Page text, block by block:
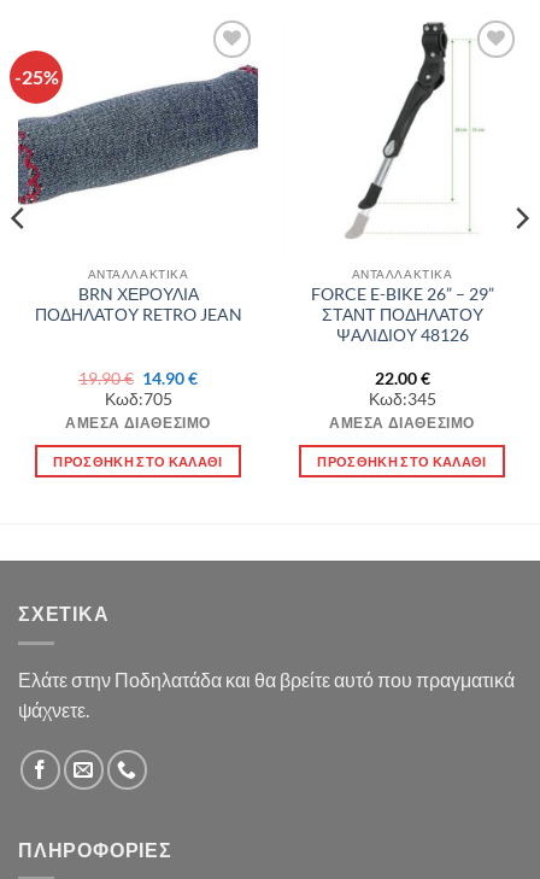
-25%
Πρόσθήκη
στην λίστα
επιθυμιών
ΑΝΤΑΛΛΑΚΤΙΚΑ
BRN ΧΕΡΟΥΛΙΑ
ΠΟΔΗΛΑΤΟΥ RETRO JEAN
19.90€ Original
price
was:
19.90 €.
14.90€Η
είναι:
Κωδ:705
ΆΜΕΣΑ ΔΙΑΘΈΣΙΜΟ
ΠΡΟΣΘΉΚΗ ΣΤΟ ΚΑΛΆΘΙ
Πρόσθήκη
ΑΝΤΑΛΛΑΚΤΙΚΑ
FORCE E-BIKE 26” – 29”
ΣΤΑΝΤ ΠΟΔΗΛΑΤΟΥ
ΨΑΛΙΔΙΟΥ 48126
22.00€
Κωδ:345
ΆΜΕΣΑ ΔΙΑΘΈΣΙΜΟ
ΠΡΟΣΘΉΚΗ ΣΤΟ ΚΑΛΆΘΙ
ΣΧΕΤΙΚΆ
Ελάτε στην Ποδηλατάδα και θα βρείτε αυτό που πραγματικά
ψάχνετε.
ΠΛΗΡΟΦΟΡΊΕΣ